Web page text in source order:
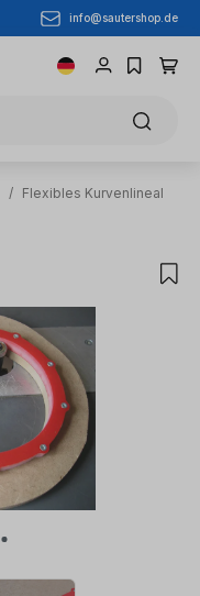
info@sautershop.de
/ Flexibles Kurvenlineal